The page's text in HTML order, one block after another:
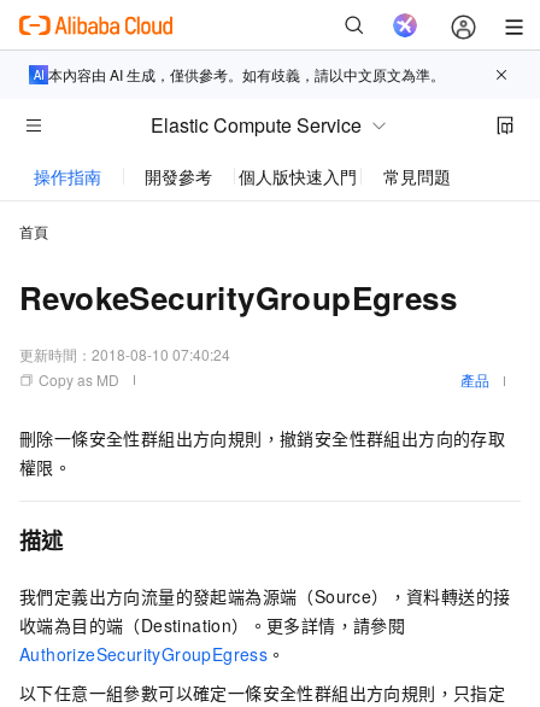
本內容由 AI 生成，僅供參考。如有歧義，請以中文原文為準。
Elastic Compute Service
操作指南 開發參考 個人版快速入門 常見問題
首頁
RevokeSecurityGroupEgress
更新時間： 2018-08-10 07:40:24
Copy as MD
產品
刪除一條安全性群組出方向規則，撤銷安全性群組出方向的存取
權限。
描述
我們定義出方向流量的發起端為源端（Source），資料轉送的接
收端為目的端（Destination）。更多詳情，請參閱
AuthorizeSecurityGroupEgress 。
以下任意一組參數可以確定一條安全性群組出方向規則，只指定